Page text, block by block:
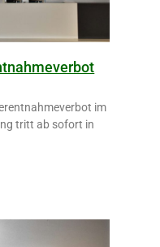
im
tritt ab sofort in